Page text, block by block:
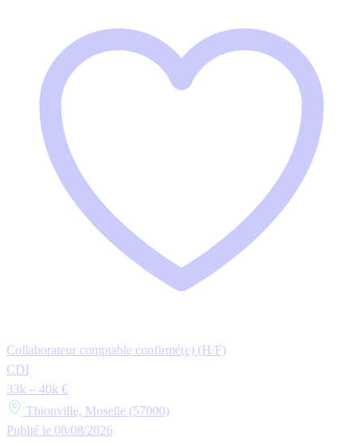
Collaborateur comptable confirmé(e) (H/F)
CDI
33k – 40k €
Thionville, Moselle (57000)
Publié le 08/08/2026